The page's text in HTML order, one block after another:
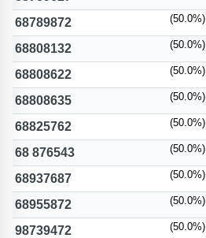
68789872 (50.0%)
68808132 (50.0%)
68808622 (50.0%)
68808635 (50.0%)
68825762 (50.0%)
68 876543 (50.0%)
68937687 (50.0%)
68955872 (50.0%)
98739472 (50.0%)